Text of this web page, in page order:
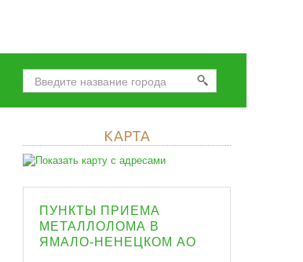
КАРТА
ПУНКТЫ ПРИЕМА
МЕТАЛЛОЛОМА В
ЯМАЛО-НЕНЕЦКОМ АО